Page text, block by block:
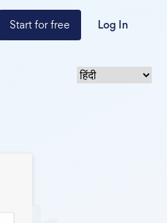
Start for free Log In